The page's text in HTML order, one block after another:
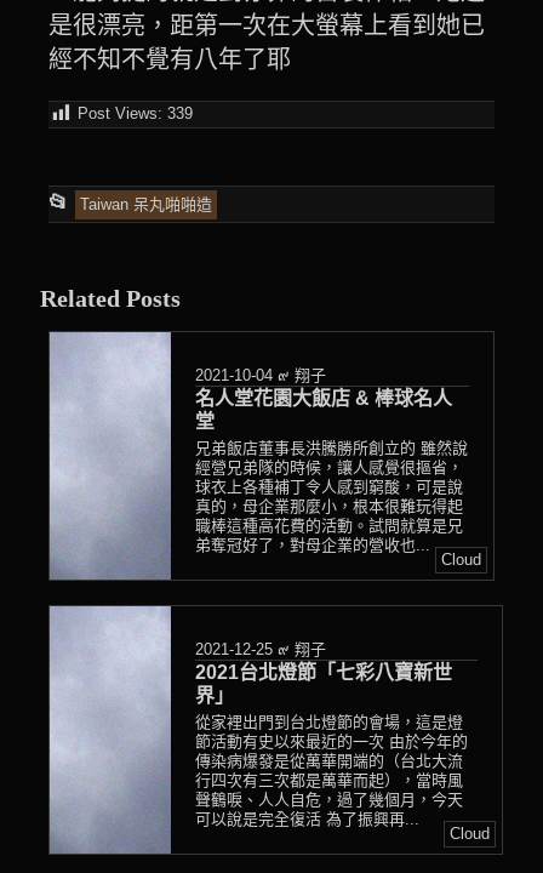
是很漂亮，距第一次在大螢幕上看到她已
經不知不覺有八年了耶
Post Views: 339
📂
This
posted
in
Taiwan 呆丸啪啪造
Related Posts
2021-10-04 ๙ 翔子
名人堂花園大飯店 & 棒球名人
堂
兄弟飯店董事長洪騰勝所創立的 雖然說
經營兄弟隊的時候，讓人感覺很摳省，
球衣上各種補丁令人感到窮酸，可是說
真的，母企業那麼小，根本很難玩得起
職棒這種高花費的活動。試問就算是兄
弟奪冠好了，對母企業的營收也...
Cloud
2021-12-25 ๙ 翔子
2021台北燈節「七彩八寶新世
界」
從家裡出門到台北燈節的會場，這是燈
節活動有史以來最近的一次 由於今年的
傳染病爆發是從萬華開端的（台北大流
行四次有三次都是萬華而起），當時風
聲鶴唳、人人自危，過了幾個月，今天
可以說是完全復活 為了振興再...
Cloud